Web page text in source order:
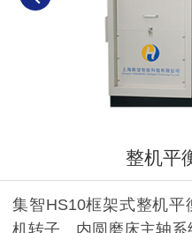
整机平
集智HS10框架式整机